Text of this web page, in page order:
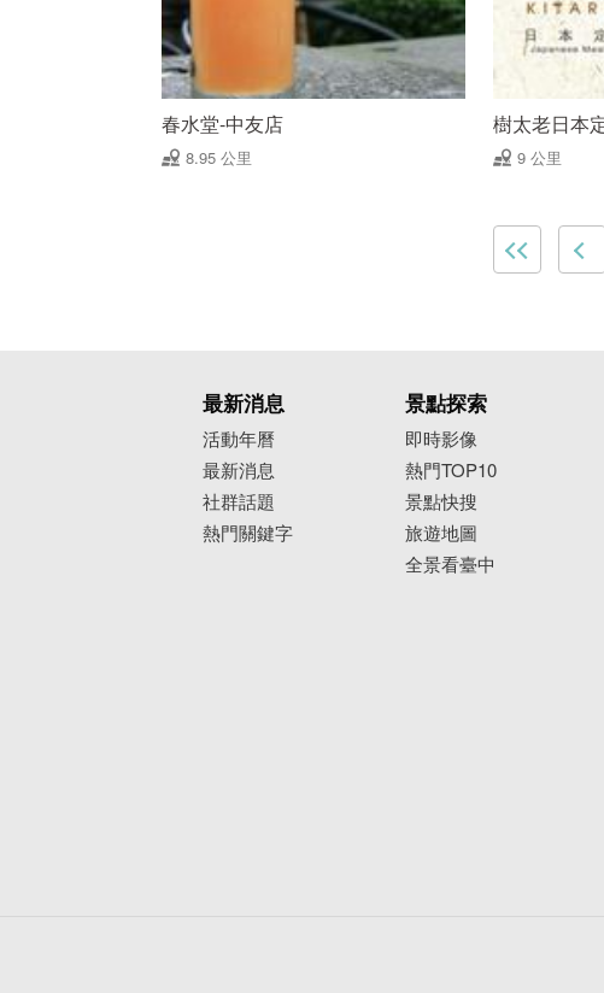
春水堂-中友店
8.95 公里
樹太老日本
9 公里
最新消息
活動年曆
最新消息
社群話題
熱門關鍵字
景點探索
即時影像
熱門TOP10
景點快搜
旅遊地圖
全景看臺中